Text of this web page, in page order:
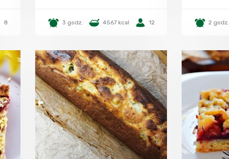
8 3 godz. 4567 kcal 12 2 godz.